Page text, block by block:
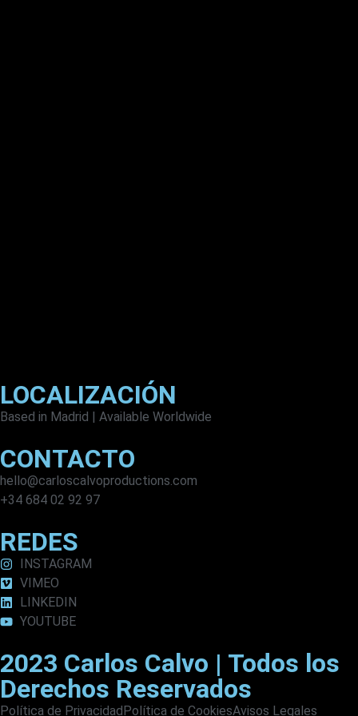
LOCALIZACIÓN
Based in Madrid | Available Worldwide
CONTACTO
hello@carloscalvoproductions.com
+34 684 02 92 97
REDES
INSTAGRAM
VIMEO
LINKEDIN
YOUTUBE
2023 Carlos Calvo | Todos los
Derechos Reservados
Política de PrivacidadPolítica de CookiesAvisos Legales